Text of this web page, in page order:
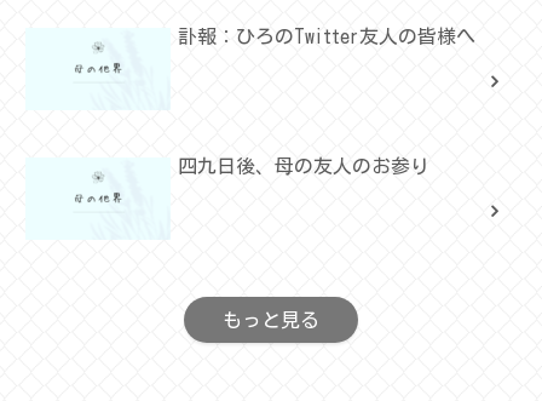
訃報：ひろのTwitter友人の皆様へ
四九日後、母の友人のお参り
もっと見る